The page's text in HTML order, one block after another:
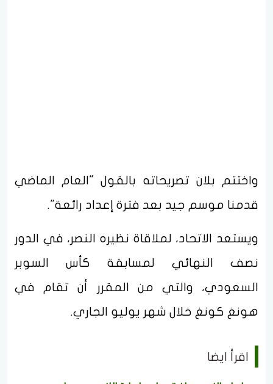
واختتم بلان تصريحاته بالقول "العام الماضي
قدمنا موسم جيد بعد فترة إعداد رائعة".
ويستعد الاتحاد، لملاقاة نظيره النصر، في الدور
نصف النهائي لمسابقة كأس السوبر
السعودي، والتي من المقرر أن تقام في
هونغ كونغ خلال شهر يوليو الجاري.
اقرأ ايضا